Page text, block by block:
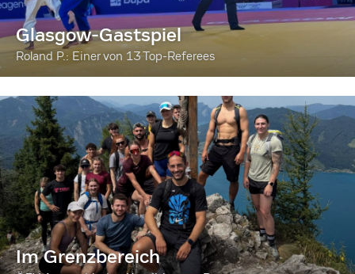
Glasgow-Gastspiel
Roland P.: Einer von 13 Top-Referees
Im Grenzbereich